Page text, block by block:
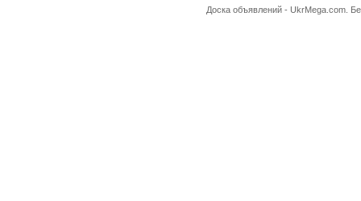
Доска объявлений - UkrMega.com.